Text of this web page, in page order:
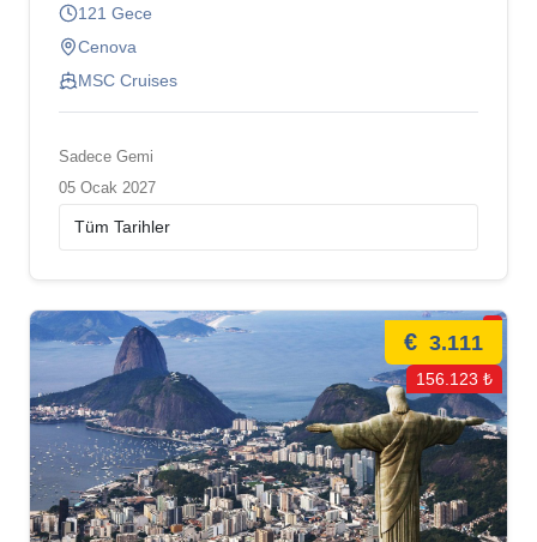
121 Gece
Cenova
MSC Cruises
Sadece Gemi
05 Ocak 2027
€ 3.111
156.123 ₺